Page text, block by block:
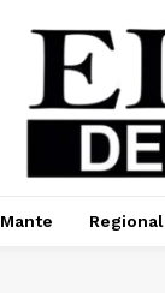
Mante Regional